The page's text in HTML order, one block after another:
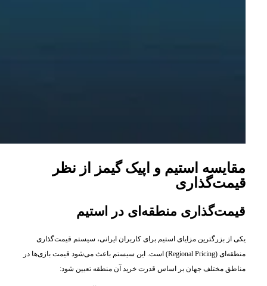
مقایسه استیم و اپیک گیمز از نظر
قیمت‌گذاری
قیمت‌گذاری منطقه‌ای در استیم
یکی از بزرگترین مزایای استیم برای کاربران ایرانی، سیستم قیمت‌گذاری
منطقه‌ای (Regional Pricing) است. این سیستم باعث می‌شود قیمت بازی‌ها در
مناطق مختلف جهان بر اساس قدرت خرید آن منطقه تعیین شود: